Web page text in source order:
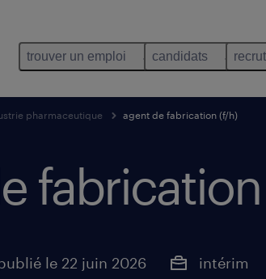
trouver un emploi candidats
pharmaceutique agent de fabrication (f/h)
le 22 juin 2026 intérim